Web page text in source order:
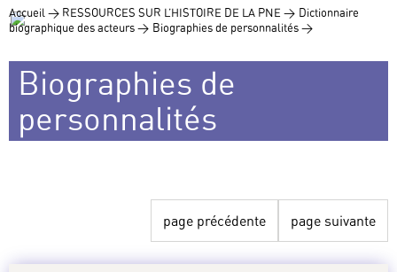
Accueil > RESSOURCES SUR L’HISTOIRE DE LA PNE > Dictionnaire
biographique des acteurs > Biographies de personnalités >
Biographies de
personnalités
page précédente page suivante